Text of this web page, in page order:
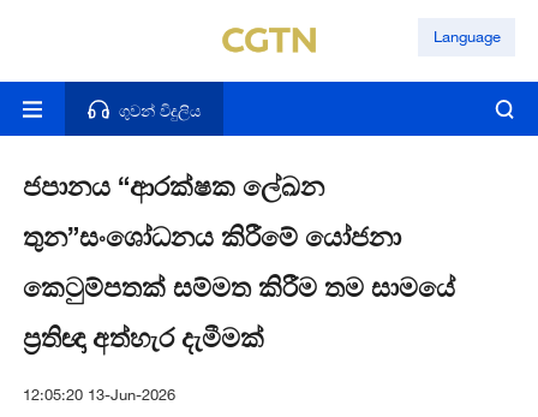
Language
ගුවන් විදුලිය
ජපානය “ආරක්ෂක ලේඛන
තුන”සංශෝධනය කිරීමේ යෝජනා
කෙටුම්පතක් සම්මත කිරීම තම සාමයේ
ප්‍රතිඥා අත්හැර දැමීමක්
12:05:20 13-Jun-2026